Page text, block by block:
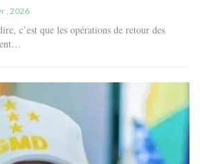
, 2026
c’est que les opérations de retour des